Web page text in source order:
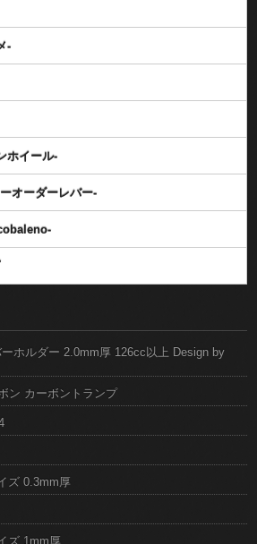
-
ホイール-
オーダーレバー-
ホルダー 2.0mm厚 126cc以上 Design by
ン カーボントランプ
ズ 0.3mm厚
ズ 1mm厚